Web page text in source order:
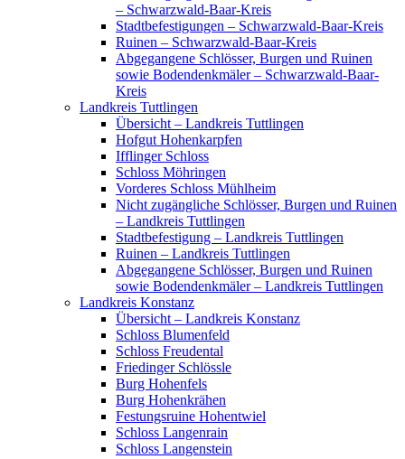
– Schwarzwald-Baar-Kreis
Stadtbefestigungen – Schwarzwald-Baar-Kreis
Ruinen – Schwarzwald-Baar-Kreis
Abgegangene Schlösser, Burgen und Ruinen
sowie Bodendenkmäler – Schwarzwald-Baar-
Kreis
Landkreis Tuttlingen
Übersicht – Landkreis Tuttlingen
Hofgut Hohenkarpfen
Ifflinger Schloss
Schloss Möhringen
Vorderes Schloss Mühlheim
Nicht zugängliche Schlösser, Burgen und Ruinen
– Landkreis Tuttlingen
Stadtbefestigung – Landkreis Tuttlingen
Ruinen – Landkreis Tuttlingen
Abgegangene Schlösser, Burgen und Ruinen
sowie Bodendenkmäler – Landkreis Tuttlingen
Landkreis Konstanz
Übersicht – Landkreis Konstanz
Schloss Blumenfeld
Schloss Freudental
Friedinger Schlössle
Burg Hohenfels
Burg Hohenkrähen
Festungsruine Hohentwiel
Schloss Langenrain
Schloss Langenstein